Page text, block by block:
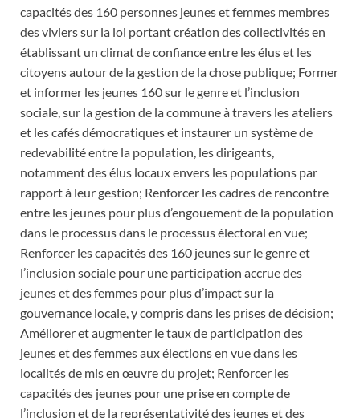
capacités des 160 personnes jeunes et femmes membres
des viviers sur la loi portant création des collectivités en
établissant un climat de confiance entre les élus et les
citoyens autour de la gestion de la chose publique; Former
et informer les jeunes 160 sur le genre et l’inclusion
sociale, sur la gestion de la commune à travers les ateliers
et les cafés démocratiques et instaurer un système de
redevabilité entre la population, les dirigeants,
notamment des élus locaux envers les populations par
rapport à leur gestion; Renforcer les cadres de rencontre
entre les jeunes pour plus d’engouement de la population
dans le processus dans le processus électoral en vue;
Renforcer les capacités des 160 jeunes sur le genre et
l’inclusion sociale pour une participation accrue des
jeunes et des femmes pour plus d’impact sur la
gouvernance locale, y compris dans les prises de décision;
Améliorer et augmenter le taux de participation des
jeunes et des femmes aux élections en vue dans les
localités de mis en œuvre du projet; Renforcer les
capacités des jeunes pour une prise en compte de
l’inclusion et de la représentativité des jeunes et des